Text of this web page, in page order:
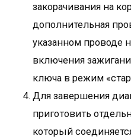
закорачивания на
дополнительная
указанном проводе
включения
ключа в режим
Для завершения
приготовить
который